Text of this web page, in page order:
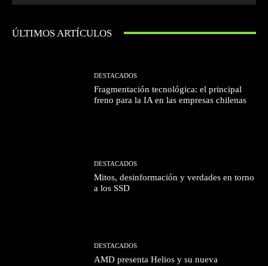
ÚLTIMOS ARTÍCULOS
DESTACADOS
Fragmentación tecnológica: el principal
freno para la IA en las empresas chilenas
DESTACADOS
Mitos, desinformación y verdades en torno
a los SSD
DESTACADOS
AMD presenta Helios y su nueva